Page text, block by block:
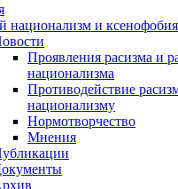
национализм и ксенофобия
Проявления расизма и
национализма
Противодействие
национализму
Нормотворчество
Мнения